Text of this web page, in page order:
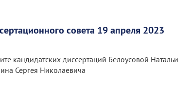
совета 19 апреля 2023
кандидатских диссертаций Белоусовой Натальи
Сергея Николаевича